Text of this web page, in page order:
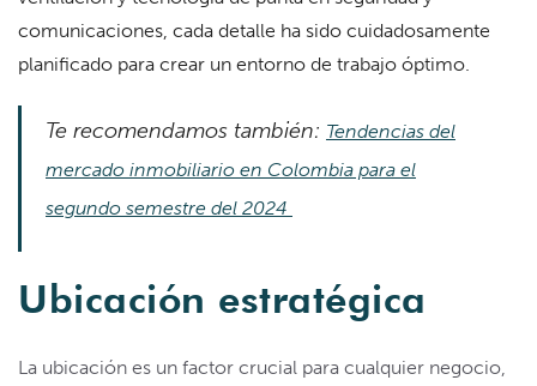
comunicaciones, cada detalle ha sido cuidadosamente
planificado para crear un entorno de trabajo óptimo.
Te recomendamos también: Tendencias del
mercado inmobiliario en Colombia para el
segundo semestre del 2024
Ubicación estratégica
La ubicación es un factor crucial para cualquier negocio,